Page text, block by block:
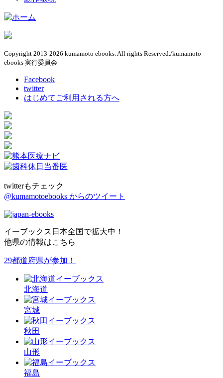
Copyright 2013-2026 kumamoto ebooks. All rights Reserved./kumamoto
ebooks 実行委員会
Facebook
twitter
はじめてご利用される方へ
twitterもチェック
@kumamotoebooks からのツイート
イーブックス日本全国で拡大中！
他県の情報はこちら
29都道府県が参加！
北海道
宮城
秋田
山形
福島